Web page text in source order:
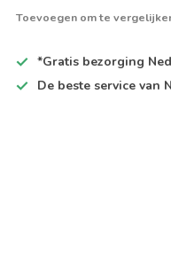
Toevoegen om te
*Gratis bezorging
De beste service van